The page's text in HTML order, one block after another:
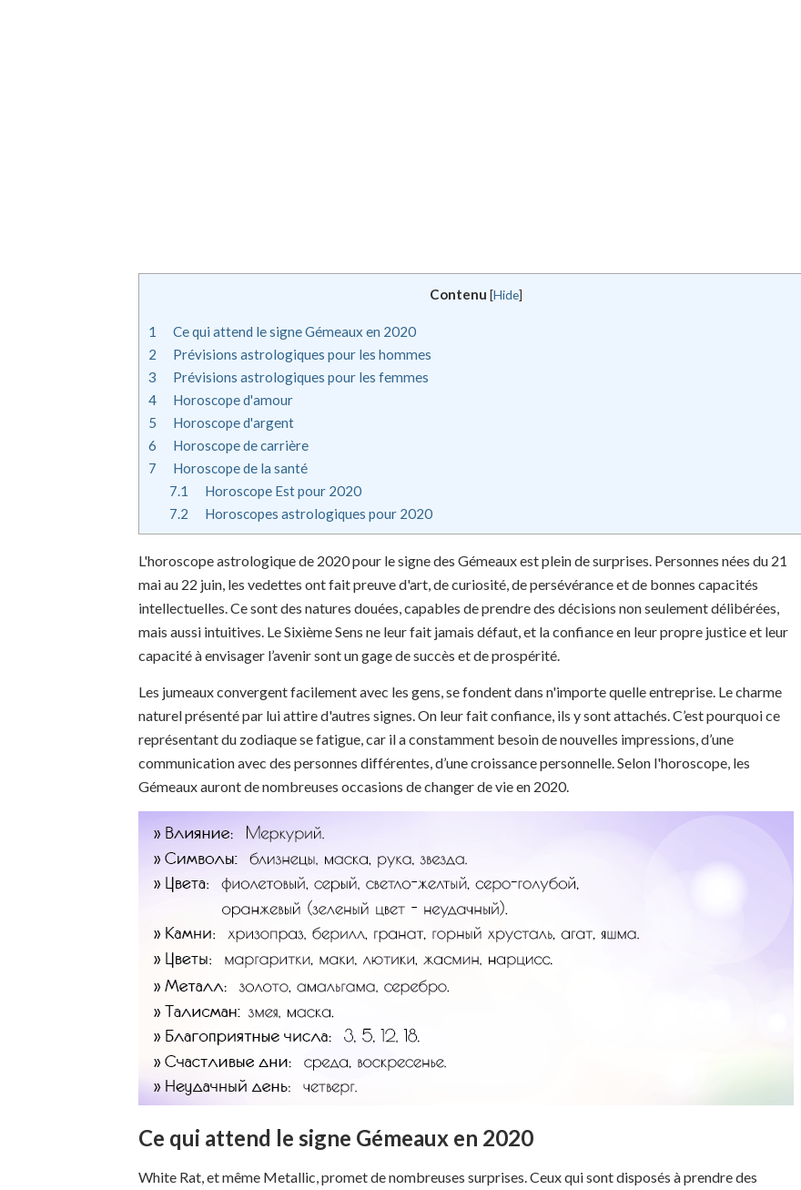
Contenu [Hide]
1
Ce qui attend le signe Gémeaux en 2020
2
Prévisions astrologiques pour les hommes
3
Prévisions astrologiques pour les femmes
4
Horoscope d'amour
5
Horoscope d'argent
6
Horoscope de carrière
7
Horoscope de la santé
7.1
Horoscope Est pour 2020
7.2
Horoscopes astrologiques pour 2020
L'horoscope astrologique de 2020 pour le signe des Gémeaux est plein de surprises. Personnes nées du 21
mai au 22 juin, les vedettes ont fait preuve d'art, de curiosité, de persévérance et de bonnes capacités
intellectuelles. Ce sont des natures douées, capables de prendre des décisions non seulement délibérées,
mais aussi intuitives. Le Sixième Sens ne leur fait jamais défaut, et la confiance en leur propre justice et leur
capacité à envisager l’avenir sont un gage de succès et de prospérité.
Les jumeaux convergent facilement avec les gens, se fondent dans n'importe quelle entreprise. Le charme
naturel présenté par lui attire d'autres signes. On leur fait confiance, ils y sont attachés. C’est pourquoi ce
représentant du zodiaque se fatigue, car il a constamment besoin de nouvelles impressions, d’une
communication avec des personnes différentes, d’une croissance personnelle. Selon l'horoscope, les
Gémeaux auront de nombreuses occasions de changer de vie en 2020.
Ce qui attend le signe Gémeaux en 2020
White Rat, et même Metallic, promet de nombreuses surprises. Ceux qui sont disposés à prendre des